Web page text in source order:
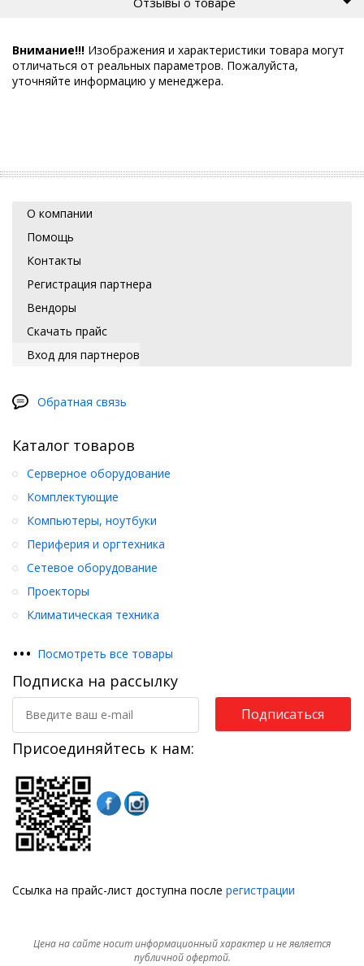
Внимание!!! Изображения и характеристики товара могут
отличаться от реальных параметров. Пожалуйста,
уточняйте информацию у менеджера.
О компании
Помощь
Контакты
Регистрация партнера
Вендоры
Скачать прайс
Вход для партнеров
Обратная связь
Каталог товаров
Серверное оборудование
Комплектующие
Компьютеры, ноутбуки
Периферия и оргтехника
Сетевое оборудование
Проекторы
Климатическая техника
••• Посмотреть все товары
Подписка на рассылку
Подписаться
Присоединяйтесь к нам:
Ссылка на прайс-лист доступна после регистрации
Цена на сайте носит информационный характер и не является
публичной офертой.